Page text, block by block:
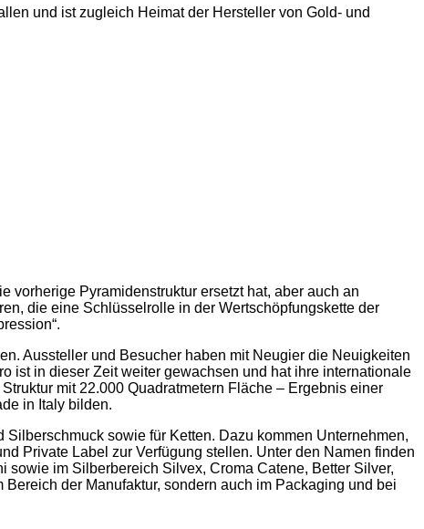
und ist zugleich Heimat der Hersteller von Gold- und
vorherige Pyramidenstruktur ersetzt hat, aber auch an
die eine Schlüsselrolle in der Wertschöpfungskette der
Aussteller und Besucher haben mit Neugier die Neuigkeiten
ist in dieser Zeit weiter gewachsen und hat ihre internationale
mit 22.000 Quadratmetern Fläche – Ergebnis einer
in Italy bilden.
sowie für Ketten. Dazu kommen Unternehmen,
Private Label zur Verfügung stellen. Unter den Namen finden
im Silberbereich Silvex, Croma Catene, Better Silver,
der Manufaktur, sondern auch im Packaging und bei